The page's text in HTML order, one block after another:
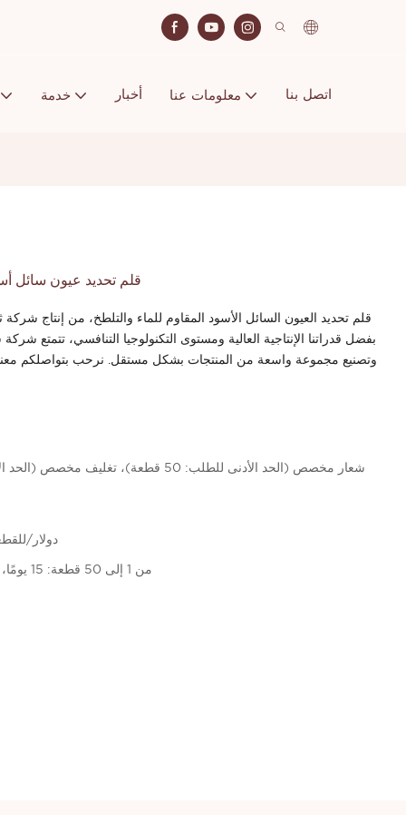
خدمة أخبار معلومات عنا اتصل بنا
قلم تحديد عيون سائل
قلم تحديد العيون السائل الأسود المقاوم للماء والتلطخ، من إنتاج
بفضل قدراتنا الإنتاجية العالية ومستوى التكنولوجيا التنافسي، تتمتع
وتصنيع مجموعة واسعة من المنتجات بشكل مستقل. نرحب بتواصلكم معنا
1.20 دولار/
من 1 إلى 50 قطعة: 15 يومًا، أكثر من 50 قطعة: قابل للتفاوض (بالأيام)